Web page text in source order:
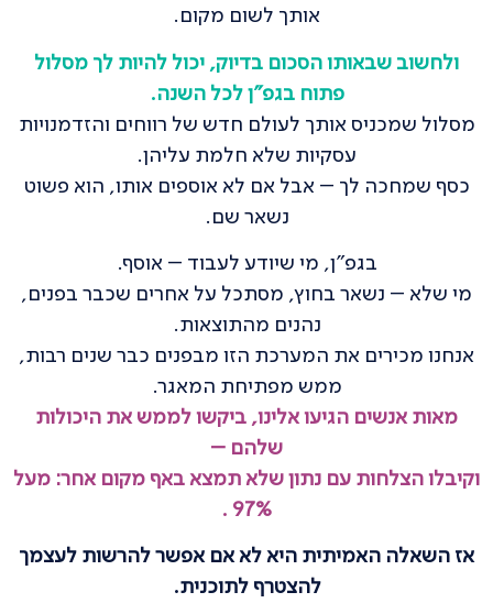
אותך לשום מקום.
ולחשוב שבאותו הסכום בדיוק, יכול להיות לך מסלול
פתוח בגפ"ן לכל השנה.
מסלול שמכניס אותך לעולם חדש של רווחים והזדמנויות
עסקיות שלא חלמת עליהן.
כסף שמחכה לך – אבל אם לא אוספים אותו, הוא פשוט
נשאר שם.
בגפ"ן, מי שיודע לעבוד – אוסף.
מי שלא – נשאר בחוץ, מסתכל על אחרים שכבר בפנים,
נהנים מהתוצאות.
אנחנו מכירים את המערכת הזו מבפנים כבר שנים רבות,
ממש מפתיחת המאגר.
מאות אנשים הגיעו אלינו, ביקשו לממש את היכולות
שלהם –
וקיבלו הצלחות עם נתון שלא תמצא באף מקום אחר: מעל
97% .
אז השאלה האמיתית היא לא אם אפשר להרשות לעצמך
להצטרף לתוכנית.